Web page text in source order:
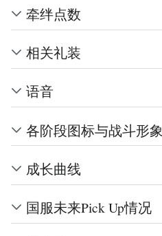
牵绊点数
相关礼装
语音
各阶段图标与战斗形象
成长曲线
国服未来Pick Up情况